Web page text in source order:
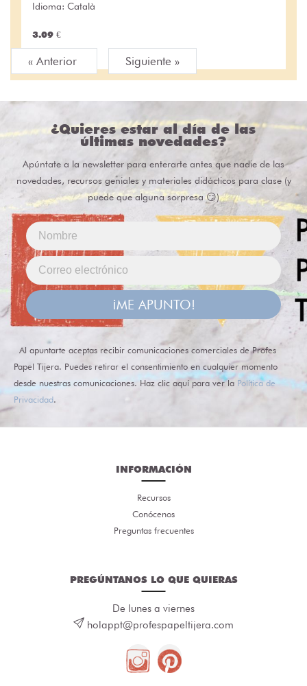
Idioma: Català
3.09 €
« Anterior Siguiente »
¿Quieres estar al día de las
últimas novedades?
Apúntate a la newsletter para enterarte antes que nadie de las
novedades, recursos geniales y materiales didácticos para clase (y
puede que alguna sorpresa 😏)
¡ME APUNTO!
Al apuntarte aceptas recibir comunicaciones comerciales de Profes
Papel Tijera. Puedes retirar el consentimiento en cualquier momento
desde nuestras comunicaciones. Haz clic aquí para ver la Política de
Privacidad.
INFORMACIÓN
Recursos
Conócenos
Preguntas frecuentes
PREGÚNTANOS LO QUE QUIERAS
De lunes a viernes
holappt@profespapeltijera.com